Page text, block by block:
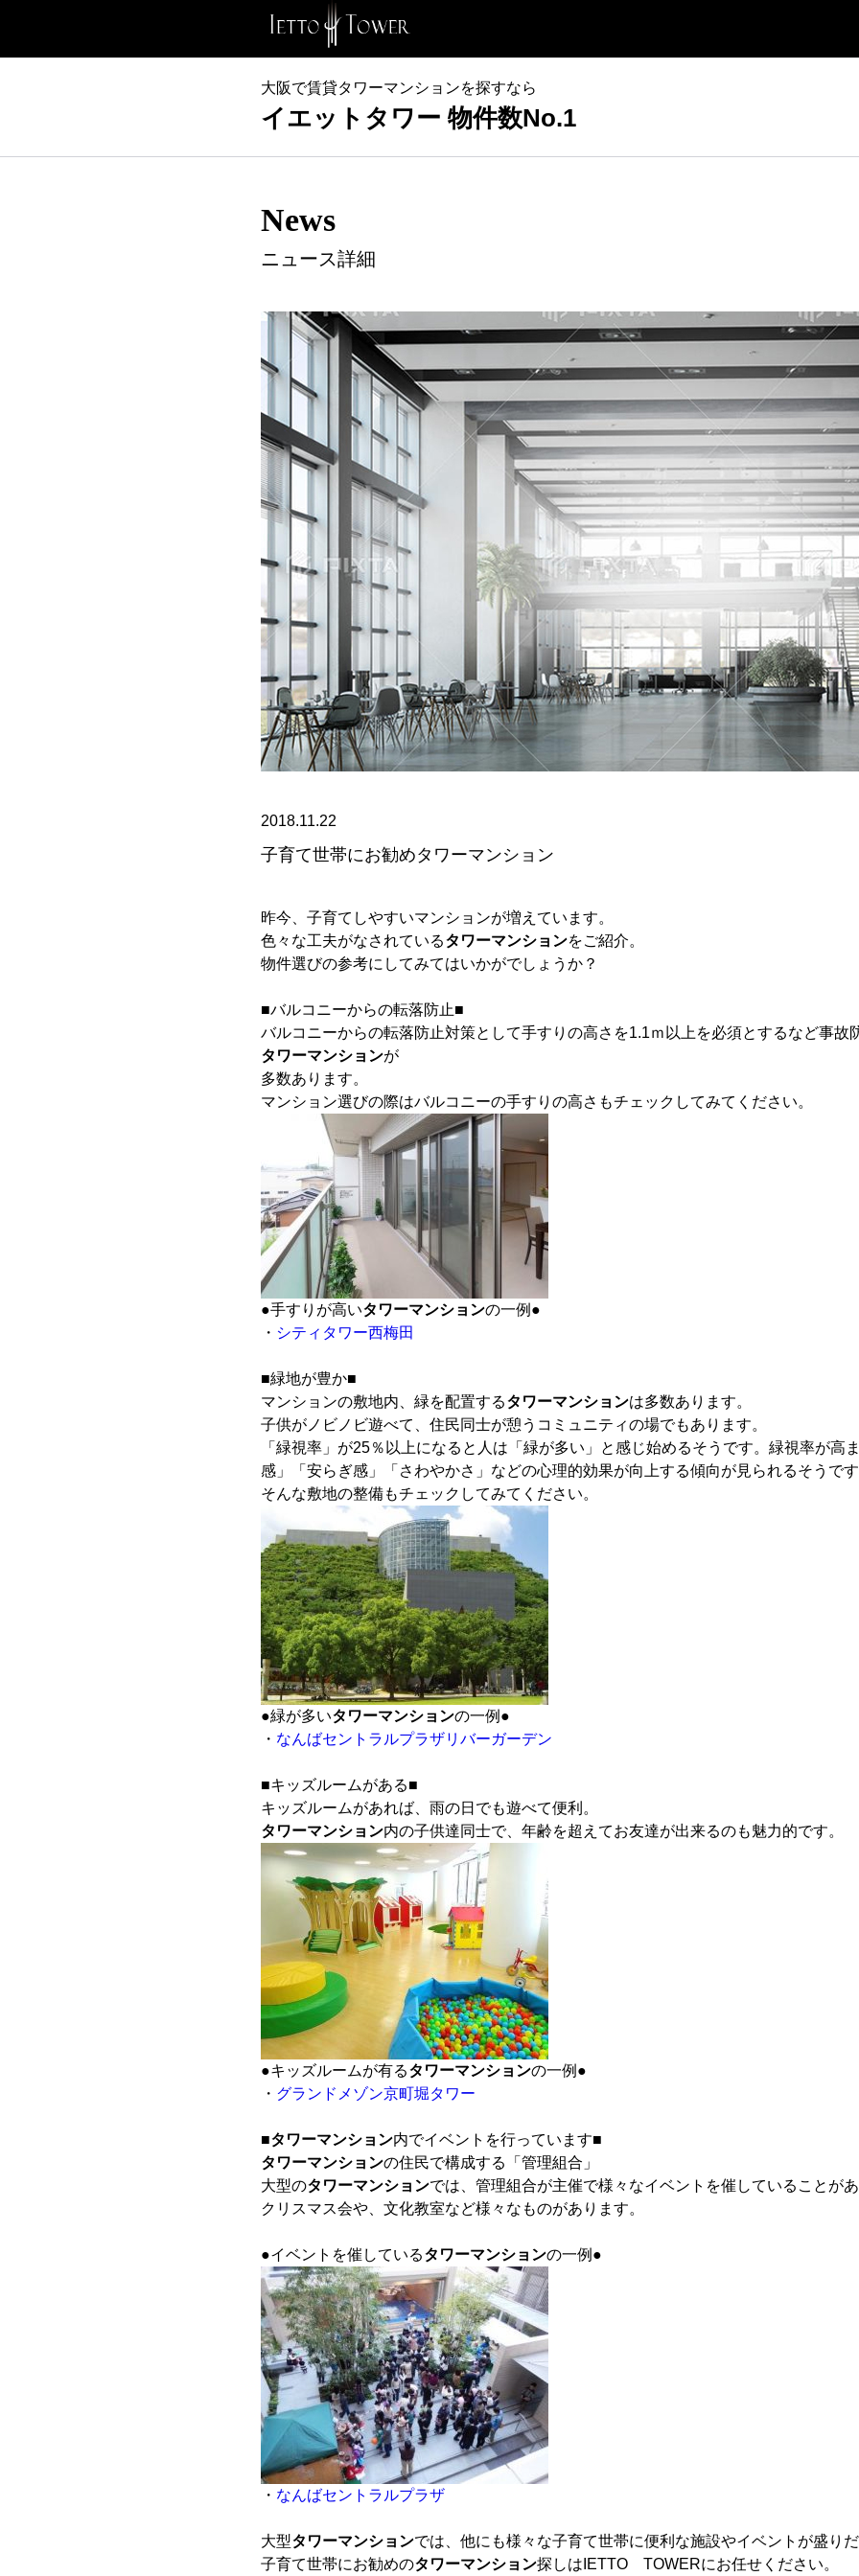
大阪で賃貸タワーマンションを探すなら
イエットタワー 物件数No.1
News
ニュース詳細
2018.11.22
子育て世帯にお勧めタワーマンション
昨今、子育てしやすいマンションが増えています。
色々な工夫がなされているタワーマンションをご紹介。
物件選びの参考にしてみてはいかがでしょうか？
■バルコニーからの転落防止■
バルコニーからの転落防止対策として手すりの高さを1.1ｍ以上を必須とするなど事故
タワーマンションが
多数あります。
マンション選びの際はバルコニーの手すりの高さもチェックしてみてください。
●手すりが高いタワーマンションの一例●
・ シティタワー西梅田
■緑地が豊か■
マンションの敷地内、緑を配置するタワーマンションは多数あります。
子供がノビノビ遊べて、住民同士が憩うコミュニティの場でもあります。
「緑視率」が25％以上になると人は「緑が多い」と感じ始めるそうです。緑視率が高
感」「安らぎ感」「さわやかさ」などの心理的効果が向上する傾向が見られるそうです
そんな敷地の整備もチェックしてみてください。
●緑が多いタワーマンションの一例●
・ なんばセントラルプラザリバーガーデン
■キッズルームがある■
キッズルームがあれば、雨の日でも遊べて便利。
タワーマンション内の子供達同士で、年齢を超えてお友達が出来るのも魅力的です。
●キッズルームが有るタワーマンションの一例●
・ グランドメゾン京町堀タワー
■タワーマンション内でイベントを行っています■
タワーマンションの住民で構成する「管理組合」
大型のタワーマンションでは、管理組合が主催で様々なイベントを催していることがあ
クリスマス会や、文化教室など様々なものがあります。
●イベントを催しているタワーマンションの一例●
・ なんばセントラルプラザ
大型タワーマンションでは、他にも様々な子育て世帯に便利な施設やイベントが盛りだ
子育て世帯にお勧めのタワーマンション探しはIETTO TOWERにお任せください。